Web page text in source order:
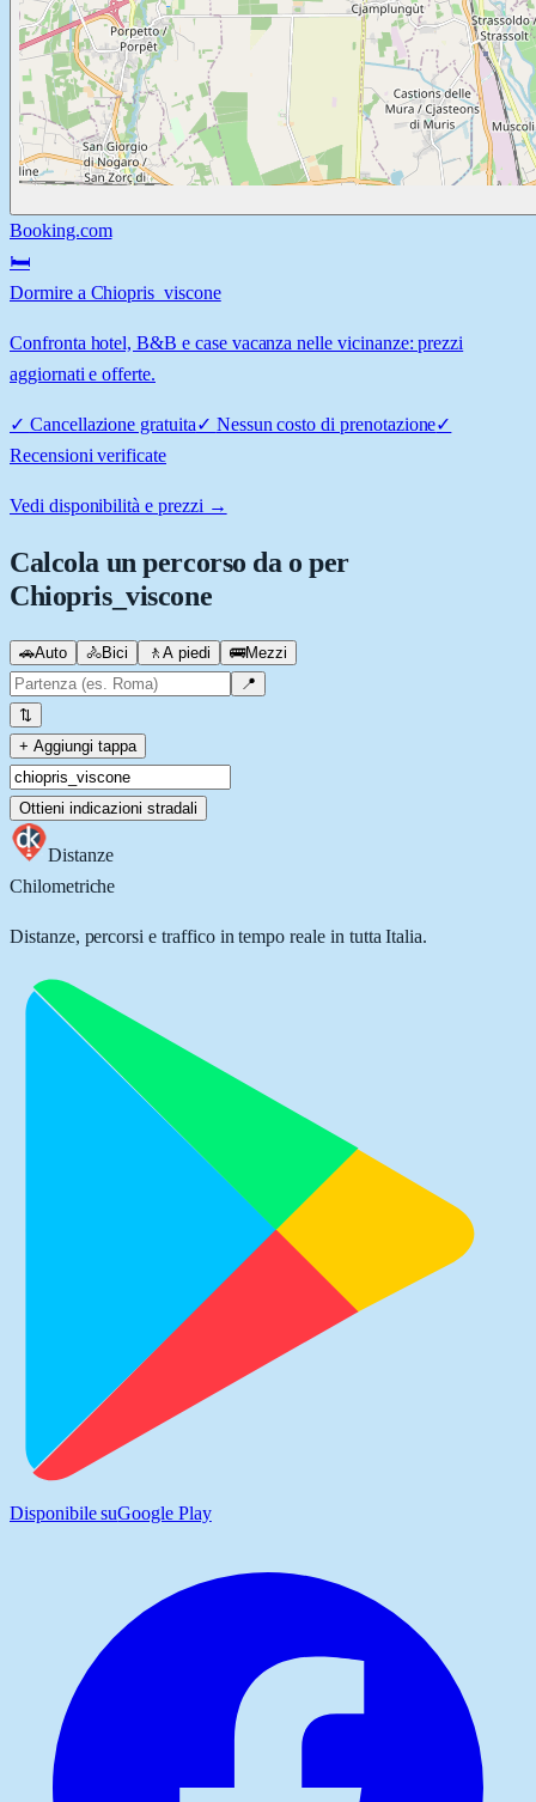
Booking.com
🛏️
Dormire a Chiopris_viscone
Confronta hotel, B&B e case vacanza nelle vicinanze: prezzi
aggiornati e offerte.
✓ Cancellazione gratuita✓ Nessun costo di prenotazione✓
Recensioni verificate
Vedi disponibilità e prezzi →
Calcola un percorso da o per
Chiopris_viscone
🚗Auto 🚴Bici 🚶 A piedi 🚌Mezzi
📍
⇅
+ Aggiungi tappa
Ottieni indicazioni stradali
Distanze
Chilometriche
Distanze, percorsi e traffico in tempo reale in tutta Italia.
Disponibile suGoogle Play